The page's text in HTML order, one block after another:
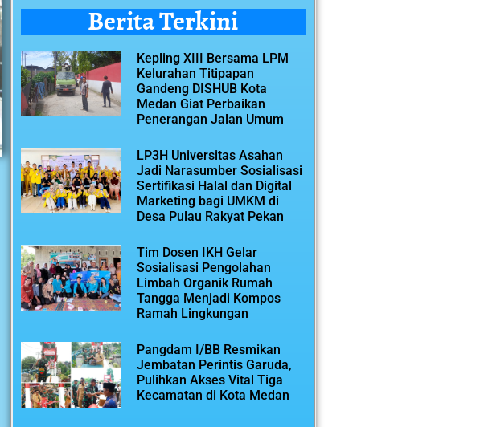
Berita Terkini
Kepling XIII Bersama LPM
Kelurahan Titipapan
Gandeng DISHUB Kota
Medan Giat Perbaikan
Penerangan Jalan Umum
LP3H Universitas Asahan
Jadi Narasumber Sosialisasi
Sertifikasi Halal dan Digital
Marketing bagi UMKM di
Desa Pulau Rakyat Pekan
Tim Dosen IKH Gelar
Sosialisasi Pengolahan
Limbah Organik Rumah
Tangga Menjadi Kompos
Ramah Lingkungan
Pangdam I/BB Resmikan
Jembatan Perintis Garuda,
Pulihkan Akses Vital Tiga
Kecamatan di Kota Medan